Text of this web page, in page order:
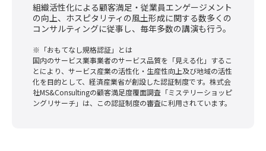
組織活性化による顧客満足・従業員エンゲージメント
の向上、ホスピタリティの風土形成に関する数多くの
コンサルティングに従事し、毎年多数の講演も行う。
※「おもてなし規格認証」とは
国内のサービス業事業者のサービス品質を「見える化」するこ
とにより、サービス産業の活性化・生産性向上及び地域の活性
化を目的として、経済産業省が創設した認証制度です。株式会
社MS&Consultingの顧客満足度覆面調査「ミステリーショッピ
ングリサーチ」は、この認証制度の審査に利用されています。